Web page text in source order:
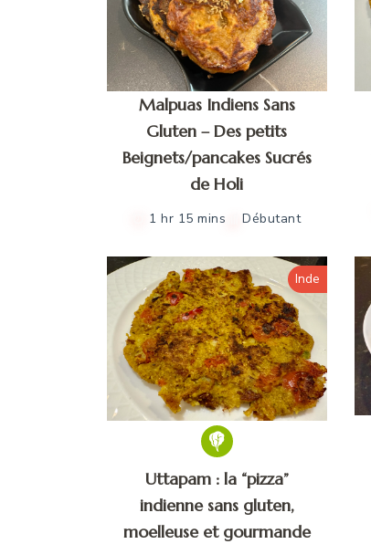
Malpuas Indiens Sans
Gluten – Des petits
Beignets/pancakes Sucrés
de Holi
1 hr 15 mins Débutant
Inde
Uttapam : la “pizza”
indienne sans gluten,
moelleuse et gourmande